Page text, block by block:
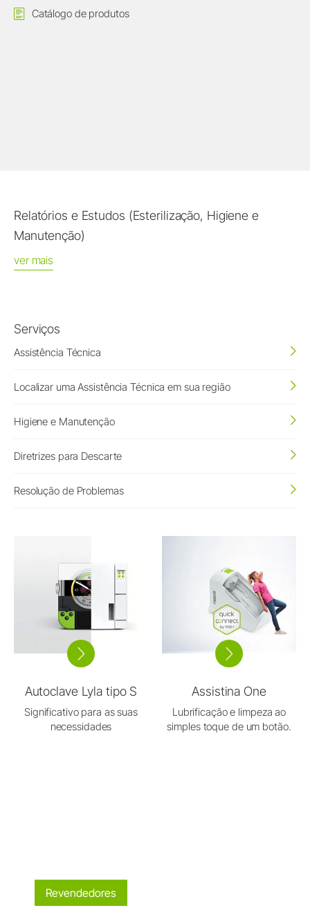
Catálogo de produtos
Relatórios e Estudos (Esterilização, Higiene e
Manutenção)
ver mais
Serviços
Assistência Técnica
Localizar uma Assistência Técnica em sua região
Higiene e Manutenção
Diretrizes para Descarte
Resolução de Problemas
Autoclave Lyla tipo S
Significativo para as suas
necessidades
Assistina One
Lubrificação e limpeza ao
simples toque de um botão.
Revendedores